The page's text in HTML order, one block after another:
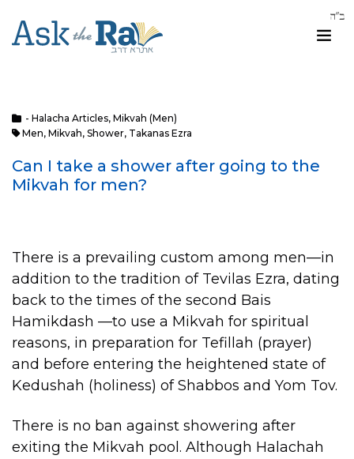
- Halacha Articles, Mikvah (Men)
Men, Mikvah, Shower, Takanas Ezra
Can I take a shower after going to the
Mikvah for men?
There is a prevailing custom among men—in
addition to the tradition of Tevilas Ezra, dating
back to the times of the second Bais
Hamikdash —to use a Mikvah for spiritual
reasons, in preparation for Tefillah (prayer)
and before entering the heightened state of
Kedushah (holiness) of Shabbos and Yom Tov.
There is no ban against showering after
exiting the Mikvah pool. Although Halachah